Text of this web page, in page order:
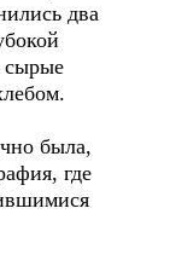
два
сырые
была,
где